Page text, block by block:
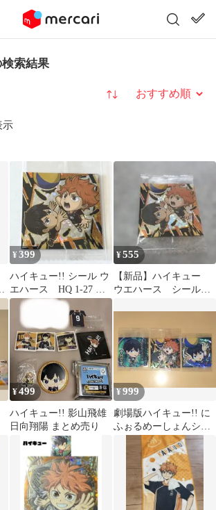
索結果
示
並び替え
¥399
ハイキュー!! シール ウ
エハース HQ 1-27 排
球レア ・極 日向＆影
¥555
【新品】ハイキュー
ウエハース シール
¥499
ハイキュー!! 影山飛雄
日向翔陽 まとめ売り
¥999
劇場版ハイキュー!! に
ふぉるめーしょんシー
ルウエハース 影山 日向
３枚セット